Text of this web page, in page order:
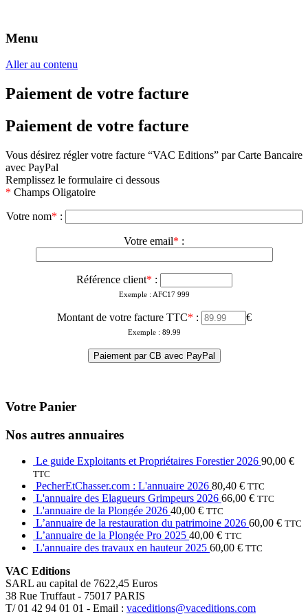
VAC Editions
Éditeurs d'annuaires professionnels
Menu
Aller au contenu
Paiement de votre facture
Paiement de votre facture
Vous désirez régler votre facture “VAC Editions” par Carte Bancaire
avec PayPal
Remplissez le formulaire ci dessous
* Champs Oligatoire
Votre nom* :
Votre email* :
Référence client* :
Exemple : AFC17 999
Montant de votre facture TTC* : €
Exemple : 89.99
Votre Panier
Nos autres annuaires
Le guide Exploitants et Propriétaires Forestier 2026 90,00 €
TTC
PecherEtChasser.com : L'annuaire 2026 80,40 € TTC
L'annuaire des Elagueurs Grimpeurs 2026 66,00 € TTC
L'annuaire de la Plongée 2026 40,00 € TTC
L’annuaire de la restauration du patrimoine 2026 60,00 € TTC
L’annuaire de la Plongée Pro 2025 40,00 € TTC
L'annuaire des travaux en hauteur 2025 60,00 € TTC
VAC Editions
SARL au capital de 7622,45 Euros
38 Rue Truffaut - 75017 PARIS
T/ 01 42 94 01 01 - Email : vaceditions@vaceditions.com